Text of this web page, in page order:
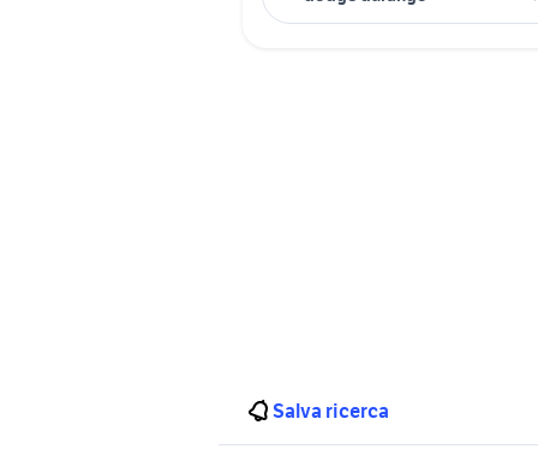
Salva ricerca